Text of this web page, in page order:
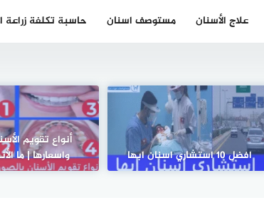
علاج الأسنان مستوصف اسنان حاسبة تكلفة زراعة
افضل 10 استشاري اسنان ابها
أنواع تقويم
واسعارها | ما